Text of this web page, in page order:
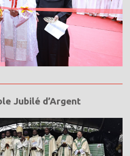
Jubilé d’Argent